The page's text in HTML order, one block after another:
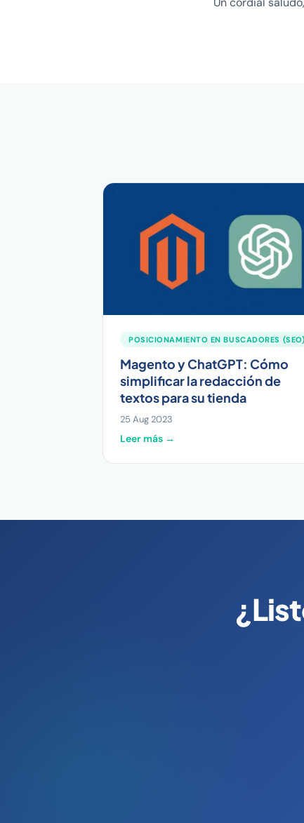
POSICIONAMIENTO EN BUSCADORES (SEO)
Magento y ChatGPT: Cómo
simplificar la redacción de
textos para su tienda
25 Aug 2023
Leer más →